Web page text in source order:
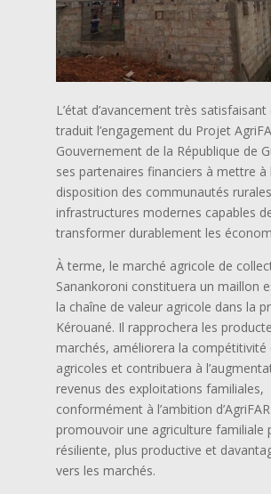
L’état d’avancement très
traduit l’engagement du Projet
Gouvernement de la République de
ses partenaires financiers à mettre à
disposition des communautés
infrastructures modernes capables
transformer durablement les
À terme, le marché agricole de
Sanankoroni constituera un maillon
la chaîne de valeur agricole dans la
Kérouané. Il rapprochera les
marchés, améliorera la compétitivité
agricoles et contribuera à
revenus des exploitations familiales,
conformément à l’ambition
promouvoir une agriculture familiale
résiliente, plus productive et
vers les marchés.